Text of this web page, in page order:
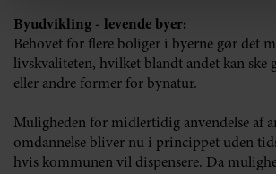
Byudvikling - levende byer:
Behovet for flere boliger i byerne gør det
livskvaliteten, hvilket blandt andet kan ske
eller andre former for bynatur.
Muligheden for midlertidig anvendelse af
omdannelse bliver nu i princippet uden
hvis kommunen vil dispensere. Da